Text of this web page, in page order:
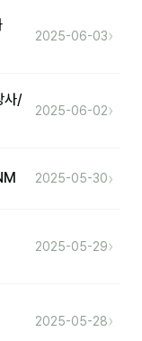
2025-06-03›
사/
2025-06-02›
2025-05-30›
2025-05-29›
2025-05-28›